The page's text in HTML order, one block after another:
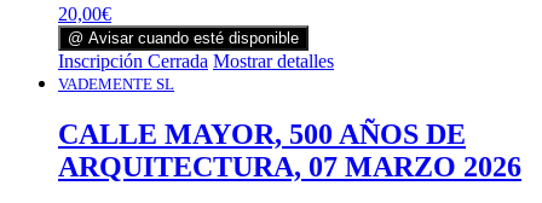
20,00€
@ Avisar cuando esté disponible
Inscripción Cerrada Mostrar detalles
VADEMENTE SL
CALLE MAYOR, 500 AÑOS DE
ARQUITECTURA, 07 MARZO 2026